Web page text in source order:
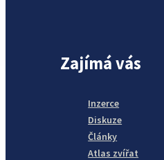
Zajímá vás
Inzerce
Diskuze
Články
Atlas zvířat